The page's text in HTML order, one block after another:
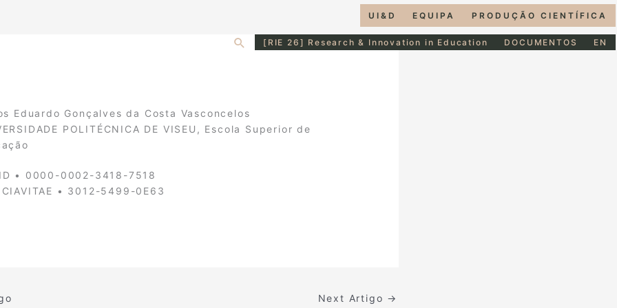
UI&D EQUIPA PRODUÇÃO CIENTÍFICA
Search[RIE 26] Research & Innovation in Education DOCUMENTOS EN
Eduardo Gonçalves da Costa Vasconcelos
POLITÉCNICA DE VISEU, Escola Superior de
• 0000-0002-3418-7518
• 3012-5499-0E63
Next Artigo →